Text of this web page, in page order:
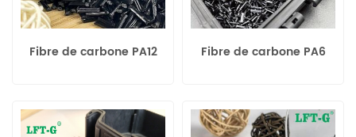
Fibre de carbone PA12 Fibre de carbone PA6